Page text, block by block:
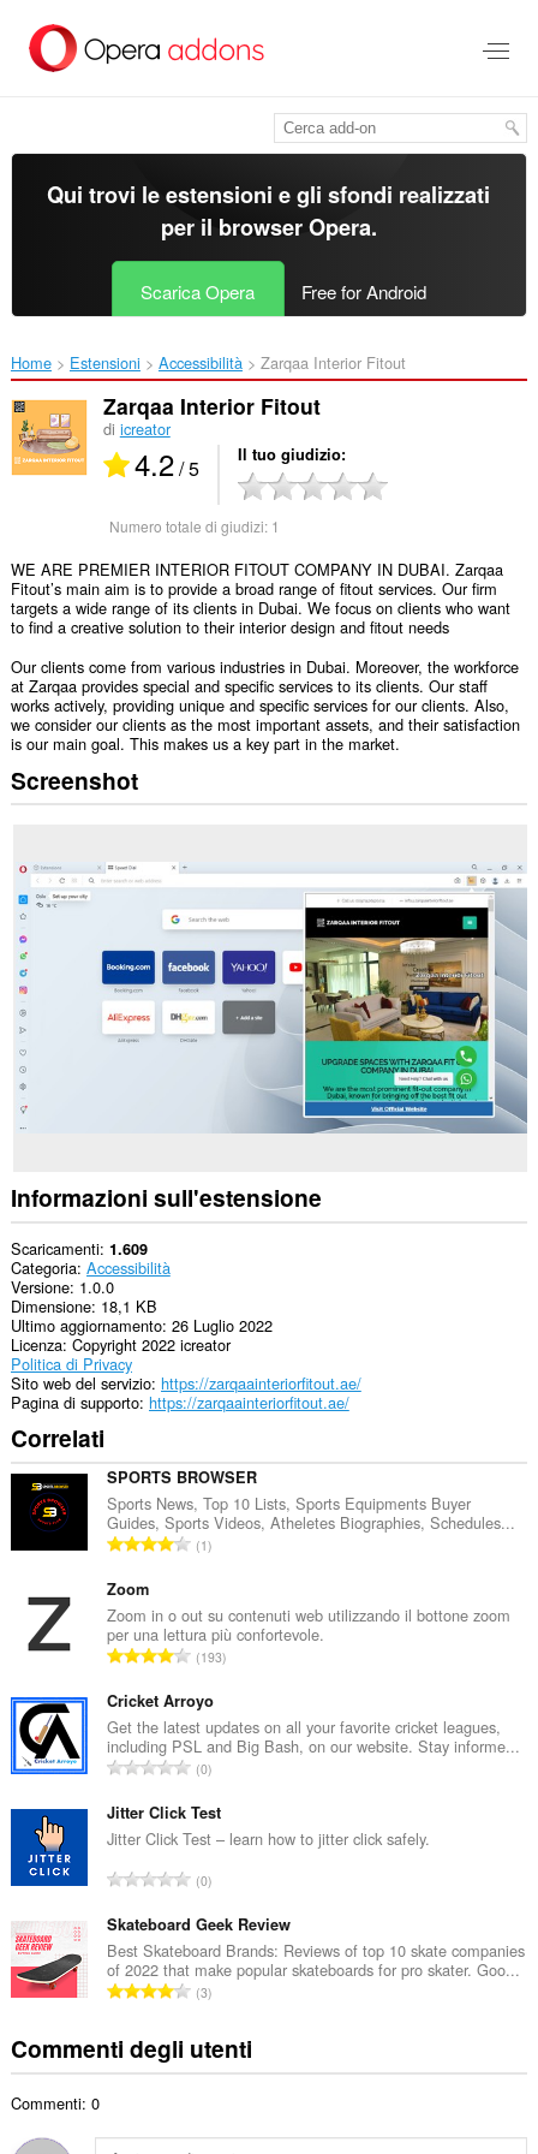
contenuto
Qui trovi le estensioni e gli sfondi realizzati
per il browser Opera.
Scarica Opera Free for Android
Home Estensioni Accessibilità Zarqaa Interior Fitout‎
Zarqaa Interior Fitout
di icreator
4.2/ 5 Il tuo giudizio
Numero totale di giudizi: 1
WE ARE PREMIER INTERIOR FITOUT COMPANY IN DUBAI. Zarqaa
Fitout’s main aim is to provide a broad range of fitout services. Our firm
targets a wide range of its clients in Dubai. We focus on clients who want
to find a creative solution to their interior design and fitout needs
Our clients come from various industries in Dubai. Moreover, the workforce
at Zarqaa provides special and specific services to its clients. Our staff
works actively, providing unique and specific services for our clients. Also,
we consider our clients as the most important assets, and their satisfaction
is our main goal. This makes us a key part in the market.
Screenshot
Informazioni sull'estensione
Scaricamenti 1.609
Categoria Accessibilità
Versione 1.0.0
Dimensione 18,1 KB
Ultimo aggiornamento 26 Luglio 2022
Licenza Copyright 2022 icreator
Politica di Privacy
Sito web del servizio https://zarqaainteriorfitout.ae/
Pagina di supporto https://zarqaainteriorfitout.ae/
Correlati
SPORTS BROWSER
Sports News, Top 10 Lists, Sports Equipments Buyer
Guides, Sports Videos, Atheletes Biographies, Schedules...
N
e
r
o
o
t
a
e
d
g
u
d
i
z
:
1
Zoom
Zoom in o out su contenuti web utilizzando il bottone zoom
per una lettura più confortevole.
N
m
e
r
o
o
t
a
e
d
i
g
u
d
i
193
Cricket Arroyo
Get the latest updates on all your favorite cricket leagues,
including PSL and Big Bash, on our website. Stay informe...
N
m
e
o
o
t
a
d
i
0
Jitter Click Test
Jitter Click Test – learn how to jitter click safely.
N
m
e
r
o
o
t
e
0
Skateboard Geek Review
Best Skateboard Brands: Reviews of top 10 skate companies
of 2022 that make popular skateboards for pro skater. Goo...
N
e
t
3
Commenti degli utenti
Commenti: 0